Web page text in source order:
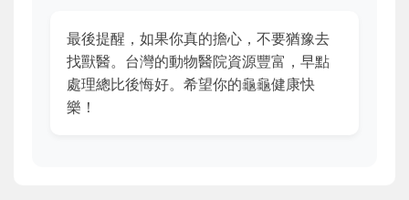
最後提醒，如果你真的擔心，不要猶豫去
找獸醫。台灣的動物醫院資源豐富，早點
處理總比後悔好。希望你的龜龜健康快
樂！